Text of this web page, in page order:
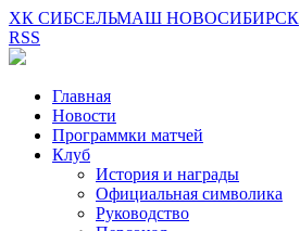
ХК СИБСЕЛЬМАШ НОВОСИБИРСК
RSS
Главная
Новости
Программки матчей
Клуб
История и награды
Официальная символика
Руководство